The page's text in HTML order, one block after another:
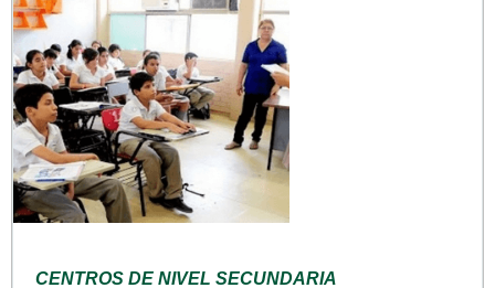
CENTROS DE NIVEL SECUNDARIA